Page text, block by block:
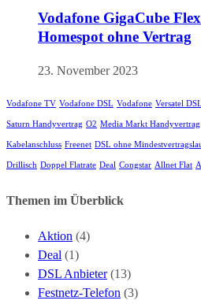
Vodafone GigaCube
Homespot ohne Vertrag
23. November 2023
Vodafone TV Vodafone DSL Vodafone Versatel DSL
Saturn Handyvertrag O2 Media Markt Handyvertrag
Kabelanschluss Freenet DSL ohne
Drillisch Doppel Flatrate Deal Congstar Allnet Flat
Themen im Überblick
Aktion (4)
Deal (1)
DSL Anbieter(13)
Festnetz-Telefon (3)